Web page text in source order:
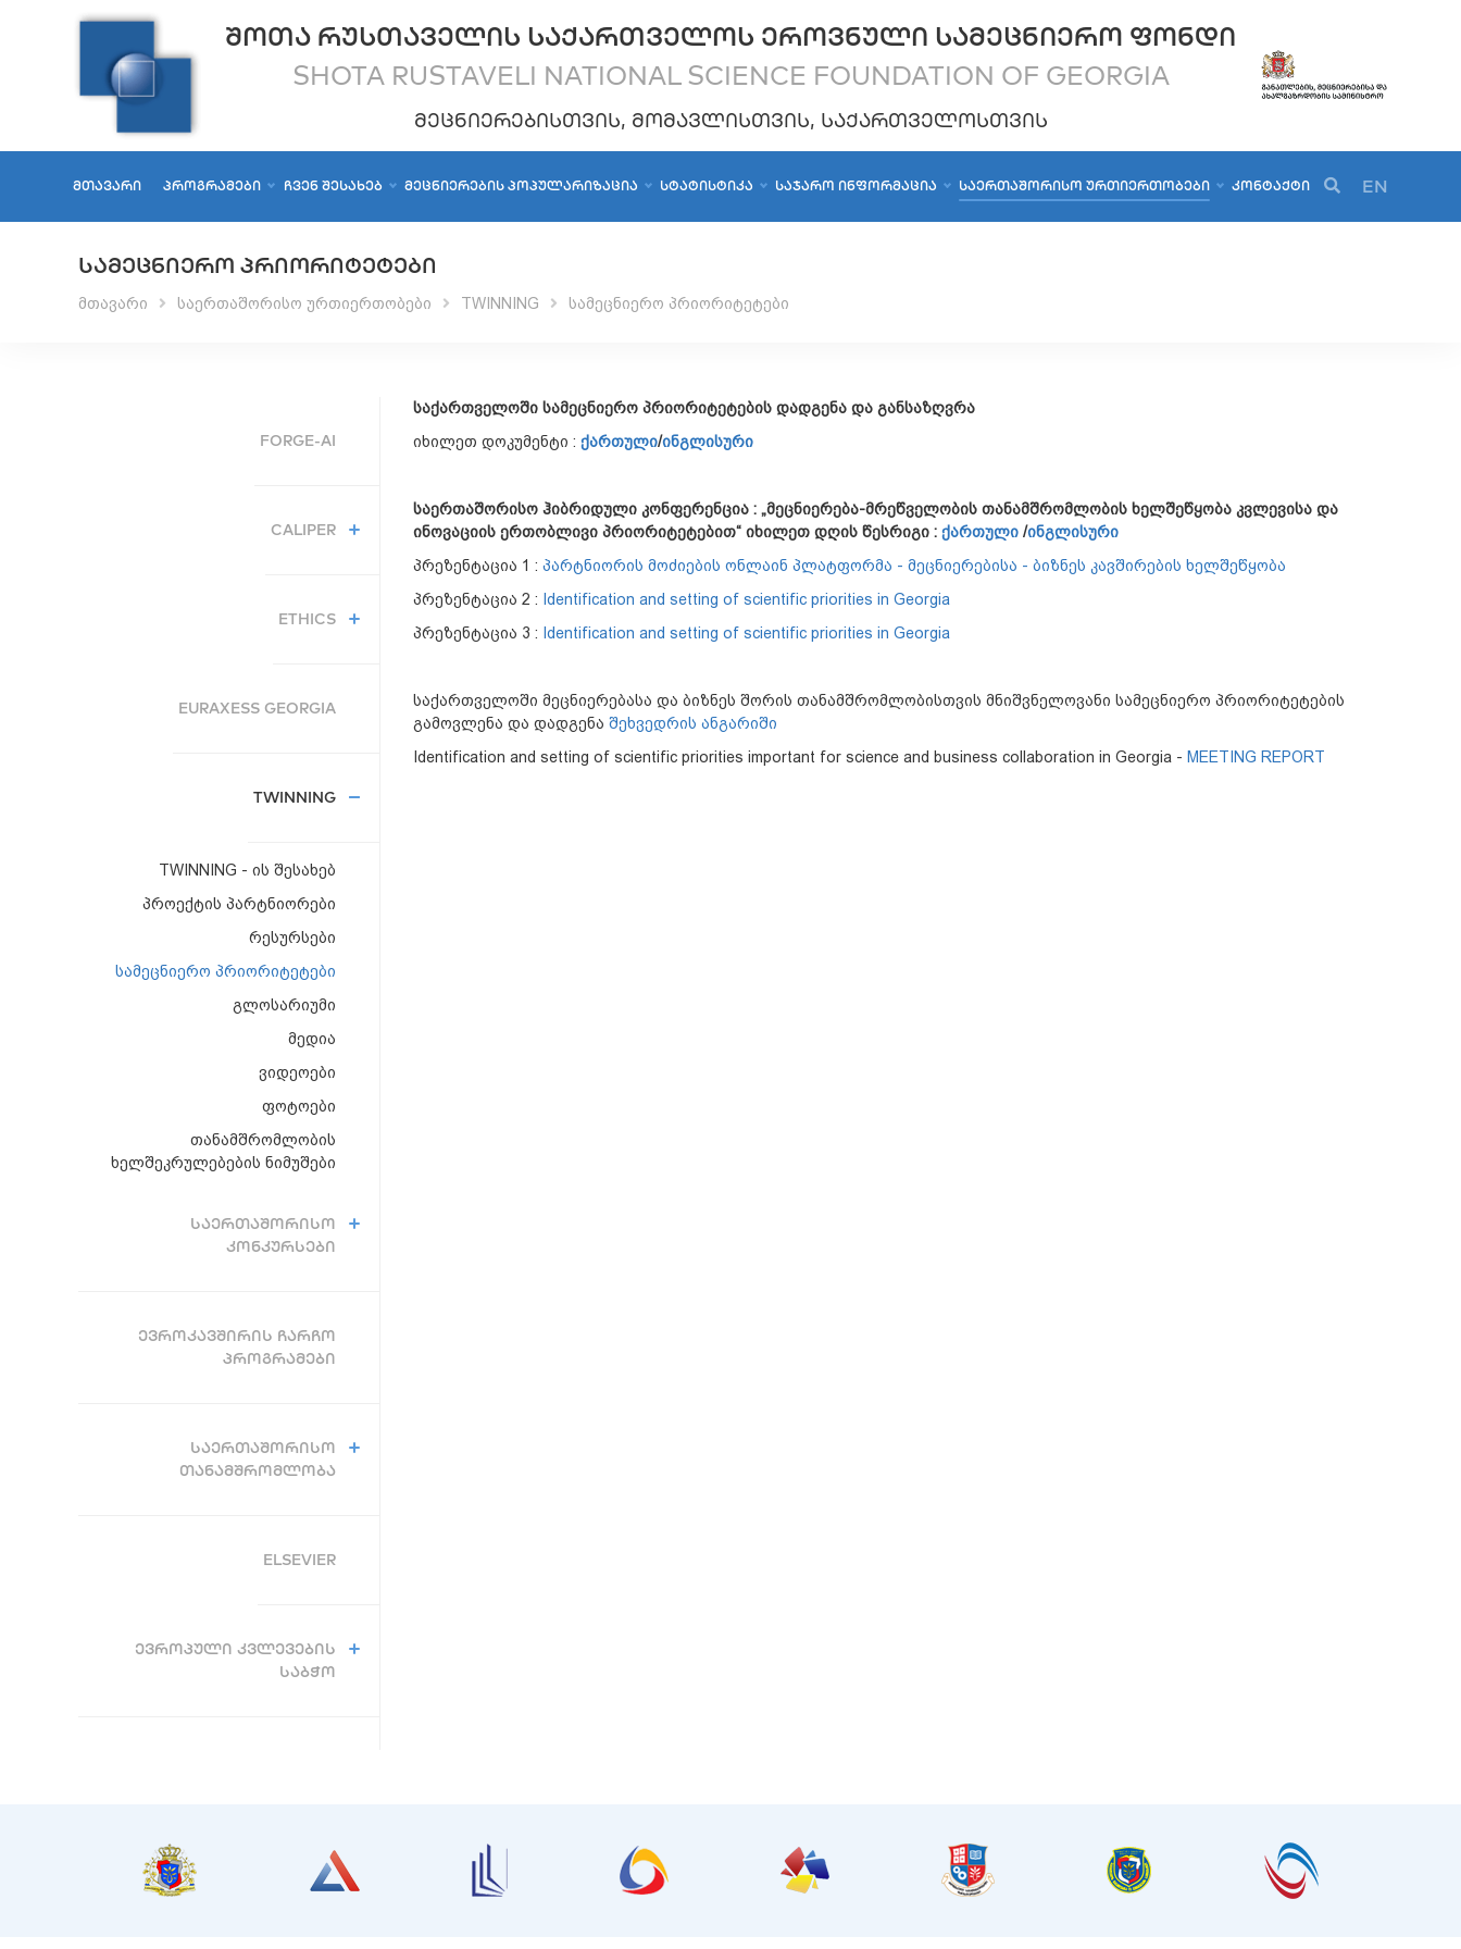
ᲨᲝᲗᲐ ᲠᲣᲡᲗᲐᲕᲔᲚᲘᲡ ᲡᲐᲥᲐᲠᲗᲕᲔᲚᲝᲡ ᲔᲠᲝᲕᲜᲣᲚᲘ ᲡᲐᲛᲔᲪᲜᲘᲔᲠᲝ ᲤᲝᲜᲓᲘ
SHOTA RUSTAVELI NATIONAL SCIENCE FOUNDATION OF GEORGIA
ᲛᲔᲪᲜᲘᲔᲠᲔᲑᲘᲡᲗᲕᲘᲡ, ᲛᲝᲛᲐᲕᲚᲘᲡᲗᲕᲘᲡ, ᲡᲐᲥᲐᲠᲗᲕᲔᲚᲝᲡᲗᲕᲘᲡ
ᲛᲗᲐᲕᲐᲠᲘ ᲞᲠᲝᲒᲠᲐᲛᲔᲑᲘ ᲩᲕᲔᲜ ᲨᲔᲡᲐᲮᲔᲑ ᲛᲔᲪᲜᲘᲔᲠᲔᲑᲘᲡ ᲞᲝᲞᲣᲚᲐᲠᲘᲖᲐᲪᲘᲐ ᲡᲢᲐᲢᲘᲡᲢᲘᲙᲐ ᲡᲐᲯᲐᲠᲝ ᲘᲜᲤᲝᲠᲛᲐᲪᲘᲐ ᲡᲐᲔᲠᲗᲐᲨᲝᲠᲘᲡᲝ ᲣᲠᲗᲘᲔᲠᲗᲝᲑᲔᲑᲘ ᲙᲝᲜᲢᲐᲥᲢᲘ EN
ᲡᲐᲛᲔᲪᲜᲘᲔᲠᲝ ᲞᲠᲘᲝᲠᲘᲢᲔᲢᲔᲑᲘ
მთავარი საერთაშორისო ურთიერთობები TWINNING სამეცნიერო პრიორიტეტები
FORGE-AI
CALIPER
ETHICS
EURAXESS GEORGIA
TWINNING
TWINNING - ის შესახებ
პროექტის პარტნიორები
რესურსები
სამეცნიერო პრიორიტეტები
გლოსარიუმი
მედია
ვიდეოები
ფოტოები
თანამშრომლობის
ხელშეკრულებების ნიმუშები
ᲡᲐᲔᲠᲗᲐᲨᲝᲠᲘᲡᲝ
ᲙᲝᲜᲙᲣᲠᲡᲔᲑᲘ
ᲔᲕᲠᲝᲙᲐᲕᲨᲘᲠᲘᲡ ᲩᲐᲠᲩᲝ
ᲞᲠᲝᲒᲠᲐᲛᲔᲑᲘ
ᲡᲐᲔᲠᲗᲐᲨᲝᲠᲘᲡᲝ
ᲗᲐᲜᲐᲛᲨᲠᲝᲛᲚᲝᲑᲐ
ELSEVIER
ᲔᲕᲠᲝᲞᲣᲚᲘ ᲙᲕᲚᲔᲕᲔᲑᲘᲡ
ᲡᲐᲑᲭᲝ
საქართველოში სამეცნიერო პრიორიტეტების დადგენა და განსაზღვრა
იხილეთ დოკუმენტი : ქართული/ინგლისური
საერთაშორისო ჰიბრიდული კონფერენცია : „მეცნიერება-მრეწველობის თანამშრომლობის ხელშეწყობა კვლევისა და
ინოვაციის ერთობლივი პრიორიტეტებით“ იხილეთ დღის წესრიგი : ქართული/ინგლისური
პრეზენტაცია 1 : პარტნიორის მოძიების ონლაინ პლატფორმა - მეცნიერებისა - ბიზნეს კავშირების ხელშეწყობა
პრეზენტაცია 2 : Identification and setting of scientific priorities in Georgia
პრეზენტაცია 3 : Identification and setting of scientific priorities in Georgia
საქართველოში მეცნიერებასა და ბიზნეს შორის თანამშრომლობისთვის მნიშვნელოვანი სამეცნიერო პრიორიტეტების
გამოვლენა და დადგენა შეხვედრის ანგარიში
Identification and setting of scientific priorities important for science and business collaboration in Georgia - MEETING REPORT